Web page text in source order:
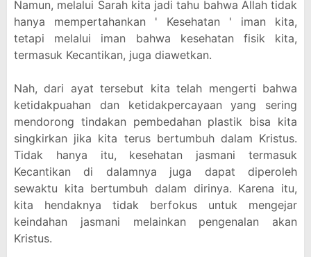
Namun, melalui Sarah kita jadi tahu bahwa Allah tidak
hanya mempertahankan ' Kesehatan ' iman kita,
tetapi melalui iman bahwa kesehatan fisik kita,
termasuk Kecantikan, juga diawetkan.
Nah, dari ayat tersebut kita telah mengerti bahwa
ketidakpuahan dan ketidakpercayaan yang sering
mendorong tindakan pembedahan plastik bisa kita
singkirkan jika kita terus bertumbuh dalam Kristus.
Tidak hanya itu, kesehatan jasmani termasuk
Kecantikan di dalamnya juga dapat diperoleh
sewaktu kita bertumbuh dalam dirinya. Karena itu,
kita hendaknya tidak berfokus untuk mengejar
keindahan jasmani melainkan pengenalan akan
Kristus.